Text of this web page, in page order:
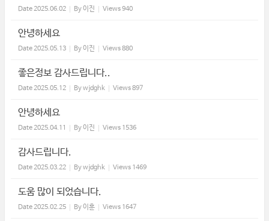
Date2025.06.02 By이진 Views940
안녕하세요
Date2025.05.13 By이진 Views880
좋은정보 감사드립니다..
Date2025.05.12 Bywjdghk Views897
안녕하세요
Date2025.04.11 By이진 Views 1536
감사드립니다.
Date2025.03.22 Bywjdghk Views 1469
도움 많이 되었습니다.
Date2025.02.25 By이훈 Views 1647